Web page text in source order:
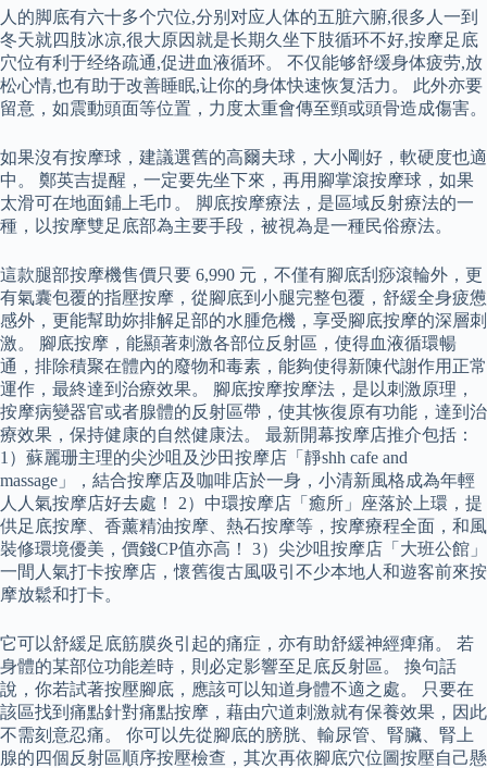
人的脚底有六十多个穴位,分别对应人体的五脏六腑,很多人一到
冬天就四肢冰凉,很大原因就是长期久坐下肢循环不好,按摩足底
穴位有利于经络疏通,促进血液循环。 不仅能够舒缓身体疲劳,放
松心情,也有助于改善睡眠,让你的身体快速恢复活力。 此外亦要
留意，如震動頭面等位置，力度太重會傳至頸或頭骨造成傷害。
如果沒有按摩球，建議選舊的高爾夫球，大小剛好，軟硬度也適
中。 鄭英吉提醒，一定要先坐下來，再用腳掌滾按摩球，如果
太滑可在地面鋪上毛巾。 脚底按摩療法，是區域反射療法的一
種，以按摩雙足底部為主要手段，被視為是一種民俗療法。
這款腿部按摩機售價只要 6,990 元，不僅有腳底刮痧滾輪外，更
有氣囊包覆的指壓按摩，從腳底到小腿完整包覆，舒緩全身疲憊
感外，更能幫助妳排解足部的水腫危機，享受腳底按摩的深層刺
激。 腳底按摩，能顯著刺激各部位反射區，使得血液循環暢
通，排除積聚在體內的廢物和毒素，能夠使得新陳代謝作用正常
運作，最終達到治療效果。 腳底按摩按摩法，是以刺激原理，
按摩病變器官或者腺體的反射區帶，使其恢復原有功能，達到治
療效果，保持健康的自然健康法。 最新開幕按摩店推介包括：
1）蘇麗珊主理的尖沙咀及沙田按摩店「靜shh cafe and
massage」，結合按摩店及咖啡店於一身，小清新風格成為年輕
人人氣按摩店好去處！ 2）中環按摩店「癒所」座落於上環，提
供足底按摩、香薰精油按摩、熱石按摩等，按摩療程全面，和風
裝修環境優美，價錢CP值亦高！ 3）尖沙咀按摩店「大班公館」
一間人氣打卡按摩店，懷舊復古風吸引不少本地人和遊客前來按
摩放鬆和打卡。
它可以舒緩足底筋膜炎引起的痛症，亦有助舒緩神經痺痛。 若
身體的某部位功能差時，則必定影響至足底反射區。 換句話
說，你若試著按壓腳底，應該可以知道身體不適之處。 只要在
該區找到痛點針對痛點按摩，藉由穴道刺激就有保養效果，因此
不需刻意忍痛。 你可以先從腳底的膀胱、輸尿管、腎臟、腎上
腺的四個反射區順序按壓檢查，其次再依腳底穴位圖按壓自己懸